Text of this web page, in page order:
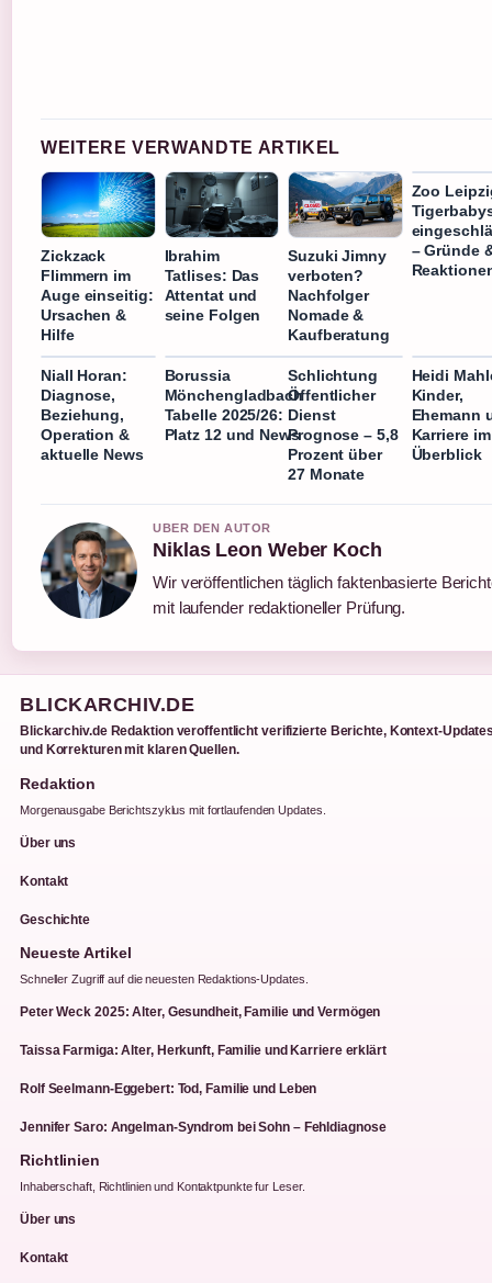
WEITERE VERWANDTE ARTIKEL
Zickzack
Flimmern im
Auge einseitig:
Ursachen &
Hilfe
Ibrahim
Tatlises: Das
Attentat und
seine Folgen
Suzuki Jimny
verboten?
Nachfolger
Nomade &
Kaufberatung
Zoo
– Gründe
Niall Horan:
Diagnose,
Beziehung,
Operation &
aktuelle News
Borussia
Mönchengladbach
Tabelle 2025/26:
Platz 12 und News
Schlichtung
Öffentlicher
Dienst
Prognose – 5,8
Prozent über
27 Monate
Heidi
Kinder,
Ehemann
Karriere im
Überblick
UBER DEN AUTOR
Niklas Leon Weber Koch
Wir veröffentlichen täglich faktenbasierte
mit laufender redaktioneller Prüfung.
BLICKARCHIV.DE
Blickarchiv.de Redaktion veroffentlicht verifizierte Berichte, Kontext-
und Korrekturen mit klaren Quellen.
Redaktion
Morgenausgabe Berichtszyklus mit fortlaufenden Updates.
Über uns
Kontakt
Geschichte
Neueste Artikel
Schneller Zugriff auf die neuesten Redaktions-Updates.
Peter Weck 2025: Alter, Gesundheit, Familie und Vermögen
Taissa Farmiga: Alter, Herkunft, Familie und Karriere erklärt
Rolf Seelmann-Eggebert: Tod, Familie und Leben
Jennifer Saro: Angelman-Syndrom bei Sohn – Fehldiagnose
Richtlinien
Inhaberschaft, Richtlinien und Kontaktpunkte fur Leser.
Über uns
Kontakt